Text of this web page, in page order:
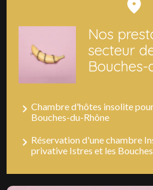
Nos
secteur
Chambre d'hôtes insolite
Bouches-du-Rhône
Réservation d'une chambre
privative Istres et les